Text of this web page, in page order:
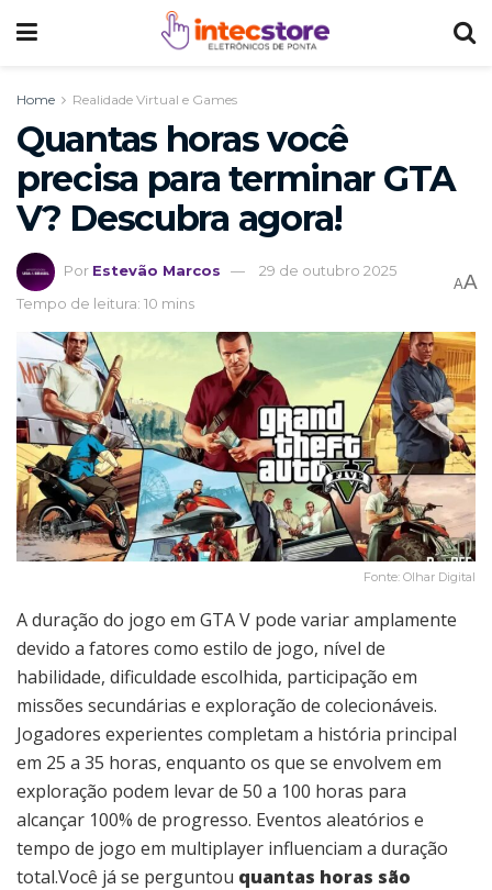
Home Realidade Virtual e Games
Quantas horas você
precisa para terminar GTA
V? Descubra agora!
Por Estevão Marcos
29 de outubro 2025
Tempo de leitura: 10 mins
AA
Fonte: Olhar Digital
A duração do jogo em GTA V pode variar amplamente
devido a fatores como estilo de jogo, nível de
habilidade, dificuldade escolhida, participação em
missões secundárias e exploração de colecionáveis.
Jogadores experientes completam a história principal
em 25 a 35 horas, enquanto os que se envolvem em
exploração podem levar de 50 a 100 horas para
alcançar 100% de progresso. Eventos aleatórios e
tempo de jogo em multiplayer influenciam a duração
total.Você já se perguntou quantas horas são